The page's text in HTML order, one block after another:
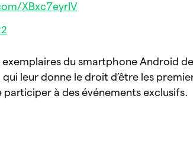
XBxc7eyrIV
exemplaires du smartphone Android de
qui leur donne le droit d’être les
participer à des événements exclusifs.